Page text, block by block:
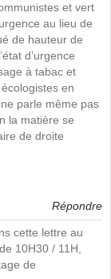
et vert
au lieu de
de hauteur de
d’urgence
à tabac et
en
parle même pas
la matière se
de droite
Répondre
cette lettre au
10H30 / 11H,
de